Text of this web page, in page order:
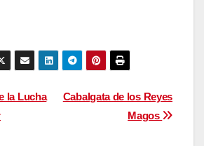
Cabalgata de los Reyes
Magos
la Lucha